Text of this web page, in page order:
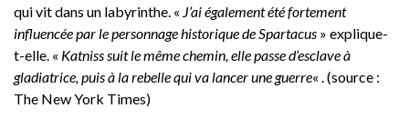
qui vit dans un labyrinthe. « J’ai également été fortement
influencée par le personnage historique de Spartacus » explique-
t-elle. « Katniss suit le même chemin, elle passe d’esclave à
gladiatrice, puis à la rebelle qui va lancer une guerre« . (source :
The New York Times)